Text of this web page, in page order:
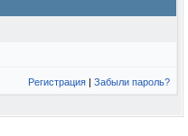
Регистрация | Забыли пароль?